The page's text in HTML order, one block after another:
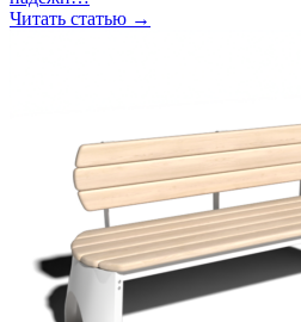
Читать статью →